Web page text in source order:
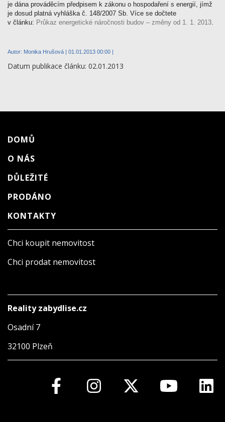
je dána prováděcím předpisem k zákonu o hospodaření s energií, jímž
je dosud platná vyhláška č. 148/2007 Sb. Více se dočtete
v článku: Průkaz energetické náročnosti budov – změny od 1. 1. 2013.
Autor: Monika Hrušová | 01.01.2013 00:00 |
Datum publikace článku: 02.01.2013
DOMŮ
O NÁS
DŮLEŽITÉ
PRODÁNO
KONTAKTY
Chci koupit nemovitost
Chci prodat nemovitost
Reality zabydlise.cz
Osadní 7
32100 Plzeň